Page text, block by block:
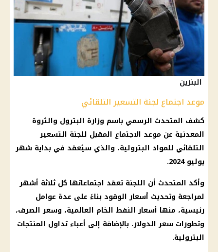
البنزين
موعد اجتماع لجنة التسعير التلقائي
كشف المتحدث الرسمي باسم وزارة البترول والثروة
المعدنية عن موعد الاجتماع المقبل للجنة التسعير
التلقائي للمواد البترولية، والذي سيُعقد في بداية شهر
يوليو 2024.
وأكد المتحدث أن اللجنة تعقد اجتماعاتها كل ثلاثة أشهر
لمراجعة وتحديث أسعار الوقود بناءً على عدة عوامل
رئيسية، منها أسعارالنفط الخام العالمية، وسعرالصرف،
وتطورات سعر الدولار، بالإضافة إلى أعباء تداول المنتجات
البترولية.